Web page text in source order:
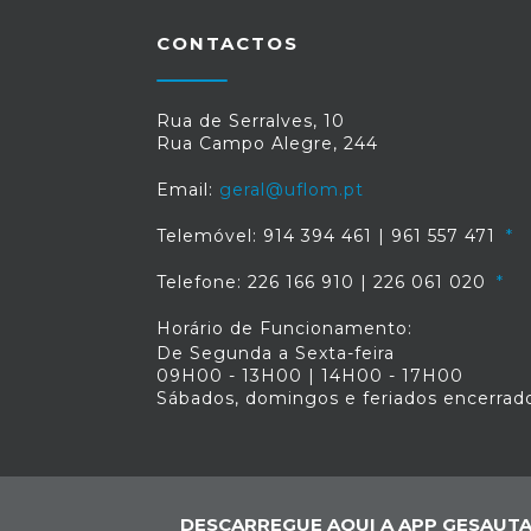
CONTACTOS
Rua de Serralves, 10
Rua Campo Alegre, 244
Email: geral@uflom.pt
Telemóvel: 914 394 461 | 961 557 471
Telefone: 226 166 910 | 226 061 020
Horário de Funcionamento:
De Segunda a Sexta-feira
09H00 - 13H00 | 14H00 - 17H00
Sábados, domingos e feriados
DESCARREGUE AQUI A APP